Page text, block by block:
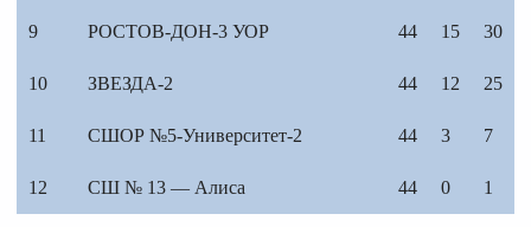
9 РОСТОВ-ДОН-3 УОР 44 15 30
10 ЗВЕЗДА-2 44 12 25
11 СШОР №5-Университет-2 44 3 7
12 СШ № 13 — Алиса 44 0 1